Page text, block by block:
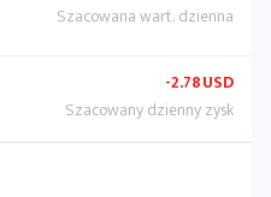
-2.78USD